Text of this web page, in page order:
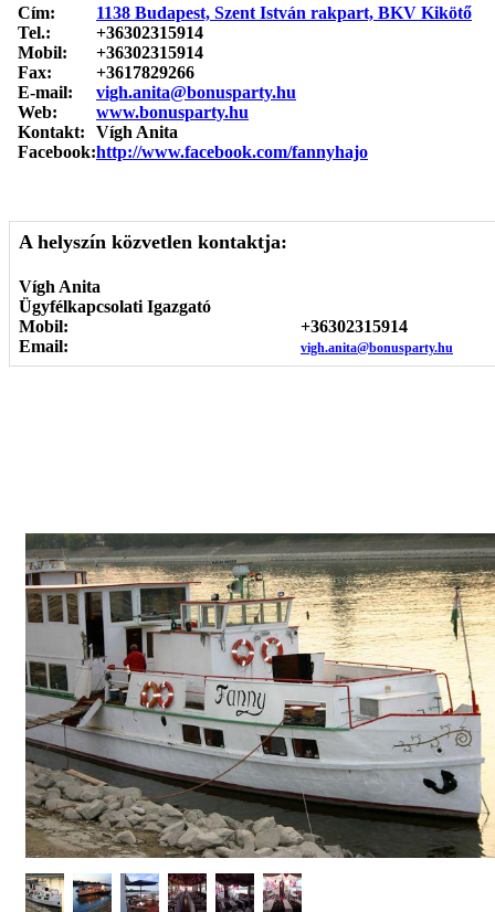
Cím:
1138 Budapest, Szent István rakpart, BKV Kikötő
Tel.:
+36302315914
Mobil:
+36302315914
Fax:
+3617829266
E-mail:
vigh.anita@bonusparty.hu
Web:
www.bonusparty.hu
Kontakt:
Vígh Anita
Facebook:http://www.facebook.com/fannyhajo
A helyszín közvetlen kontaktja:
Vígh Anita
Ügyfélkapcsolati Igazgató
Mobil:
+36302315914
Email:
vigh.anita@bonusparty.hu